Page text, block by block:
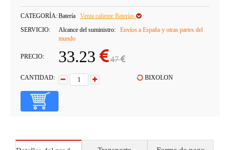
CATEGORÍA:Batería
Venta caliente Baterías
SERVICIO:
Alcance del suministro:
Envíos a España y otras partes del
mundo
PRECIO: 33.23 47
CANTIDAD: BIXOLON